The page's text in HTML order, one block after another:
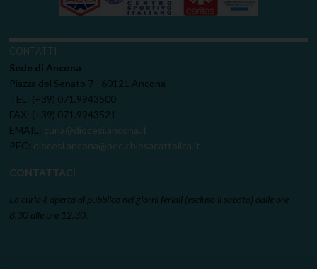
CONTATTI
Sede di Ancona
Piazza del Senato 7 - 60121 Ancona
TEL: (+39) 071.9943500
FAX: (+39) 071.9943521
EMAIL: curia@diocesi.ancona.it
PEC: diocesi.ancona@pec.chiesacattolica.it
CONTATTACI
La curia è aperta al pubblico nei giorni feriali (escluso il sabato) dalle ore
8.30 alle ore 12.30.